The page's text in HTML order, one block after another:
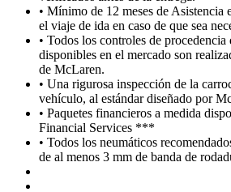
• Mínimo de 12 meses de Asistencia
el viaje de ida en caso de que sea
• Todos los controles de
disponibles en el mercado son
de McLaren.
• Una rigurosa inspección de la
vehículo, al estándar diseñado por
• Paquetes financieros a medida
Financial Services ***
• Todos los neumáticos
de al menos 3 mm de banda de